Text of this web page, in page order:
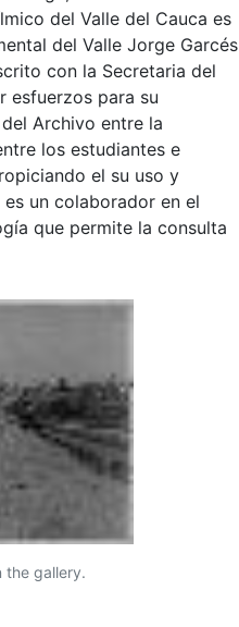
del Valle del Cauca es
del Valle Jorge Garcés
con la Secretaria del
esfuerzos para su
Archivo entre la
los estudiantes e
el su uso y
un colaborador en el
que permite la consulta
the gallery.